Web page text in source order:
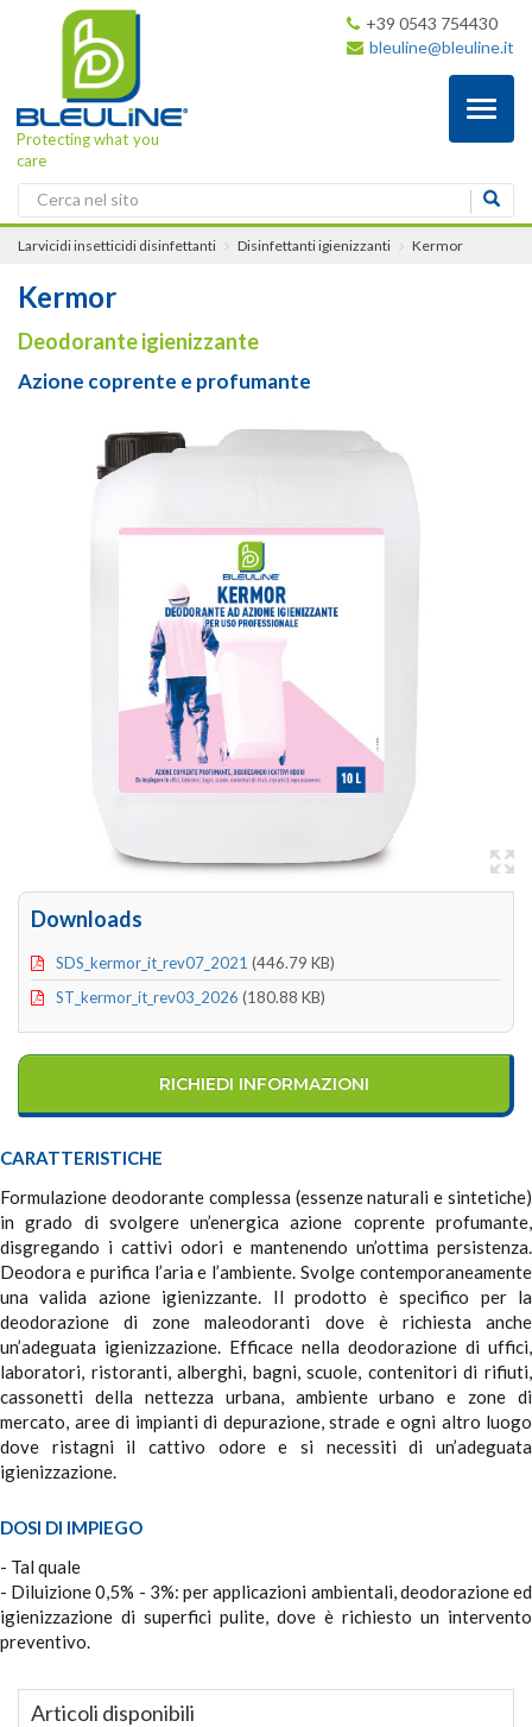
Protecting what you
care
+39 0543 754430
bleuline@bleuline.it
Larvicidi insetticidi disinfettanti Disinfettanti igienizzanti Kermor
Kermor
Deodorante igienizzante
Azione coprente e profumante
Downloads
SDS_kermor_it_rev07_2021 (446.79 KB)
ST_kermor_it_rev03_2026 (180.88 KB)
RICHIEDI INFORMAZIONI
CARATTERISTICHE
Formulazione deodorante complessa (essenze naturali e sintetiche)
in grado di svolgere un’energica azione coprente profumante,
disgregando i cattivi odori e mantenendo un’ottima persistenza.
Deodora e purifica l’aria e l’ambiente. Svolge contemporaneamente
una valida azione igienizzante. Il prodotto è specifico per la
deodorazione di zone maleodoranti dove è richiesta anche
un’adeguata igienizzazione. Efficace nella deodorazione di uffici,
laboratori, ristoranti, alberghi, bagni, scuole, contenitori di rifiuti,
cassonetti della nettezza urbana, ambiente urbano e zone di
mercato, aree di impianti di depurazione, strade e ogni altro luogo
dove ristagni il cattivo odore e si necessiti di un’adeguata
igienizzazione.
DOSI DI IMPIEGO
- Tal quale
- Diluizione 0,5% - 3%: per applicazioni ambientali, deodorazione ed
igienizzazione di superfici pulite, dove è richiesto un intervento
preventivo.
Articoli disponibili